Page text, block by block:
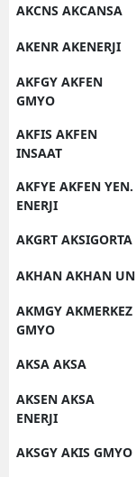
AKCNS AKCANSA
AKENR AKENERJI
AKFGY AKFEN
GMYO
AKFIS AKFEN
INSAAT
AKFYE AKFEN YEN.
ENERJI
AKGRT AKSIGORTA
AKHAN AKHAN UN
AKMGY AKMERKEZ
GMYO
AKSA AKSA
AKSEN AKSA
ENERJI
AKSGY AKIS GMYO